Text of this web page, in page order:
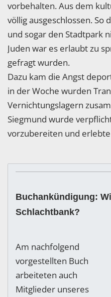
vorbehalten. Aus dem
völlig ausgeschlossen. So
und sogar den Stadtpark
Juden war es erlaubt zu
gefragt wurden.
Dazu kam die Angst
in der Woche wurden
Vernichtungslagern
Siegmund wurde
vorzubereiten und
Buchankündigung:
Schlachtbank?
Am nachfolgend
vorgestellten Buch
arbeiteten auch
Mitglieder unseres